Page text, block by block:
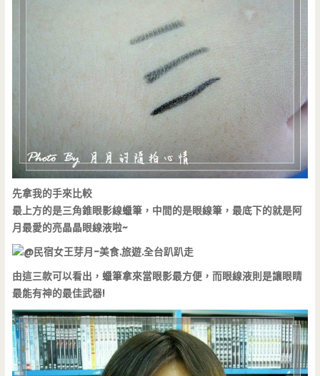
先拿我的手來比較
最上方的是三角錐眼影線蠟筆，中間的是眼線筆，最底下的就是阿
月最愛的亮晶晶眼線液啦~
由這三款可以看出，蠟筆拿來當眼影最方便，而眼線液則是讓眼睛
最能有神的最佳武器!